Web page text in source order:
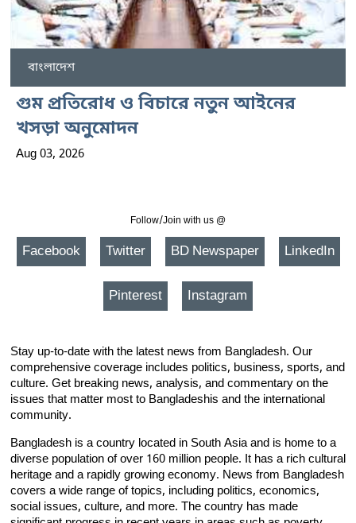
বাংলাদেশ
গুম প্রতিরোধ ও বিচারে নতুন আইনের
খসড়া অনুমোদন
Aug 03, 2026
Follow/Join with us @
Facebook Twitter BD Newspaper LinkedIn
Pinterest Instagram
Stay up-to-date with the latest news from Bangladesh. Our
comprehensive coverage includes politics, business, sports, and
culture. Get breaking news, analysis, and commentary on the
issues that matter most to Bangladeshis and the international
community.
Bangladesh is a country located in South Asia and is home to a
diverse population of over 160 million people. It has a rich cultural
heritage and a rapidly growing economy. News from Bangladesh
covers a wide range of topics, including politics, economics,
social issues, culture, and more. The country has made